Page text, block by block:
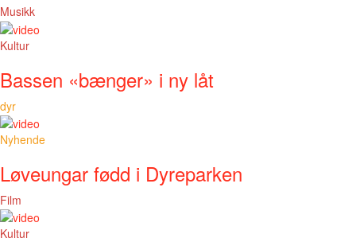
Musikk
Kultur
Bassen «bænger» i ny låt
dyr
Nyhende
Løveungar fødd i Dyreparken
Film
Kultur